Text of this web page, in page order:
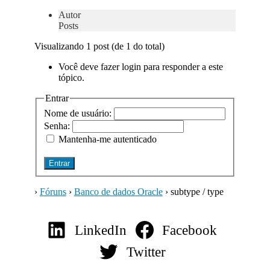
Autor
Posts
Visualizando 1 post (de 1 do total)
Você deve fazer login para responder a este
tópico.
Entrar
Nome de usuário:
Senha:
Mantenha-me autenticado
Entrar
› Fóruns › Banco de dados Oracle › subtype / type
LinkedIn
Facebook
Twitter